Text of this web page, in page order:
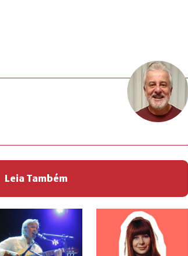
Leia Também